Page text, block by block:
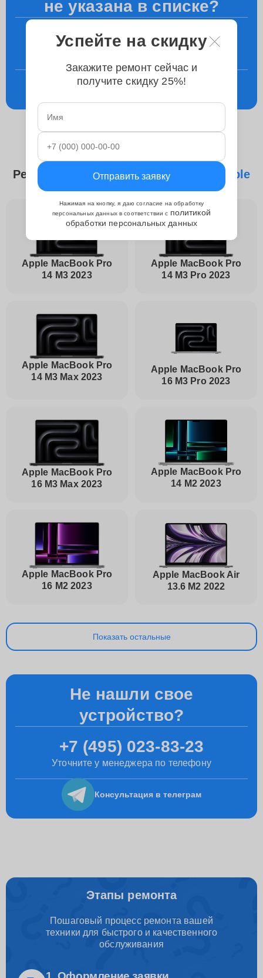
не указана в списке?
+7 (495) 023-83-23
Консультацияв телеграм
Ремонтируем следующие модели Apple
Apple MacBook Pro
14 M3 2023
Apple MacBook Pro
14 M3 Pro 2023
Apple MacBook Pro
14 M3 Max 2023
Apple MacBook Pro
16 M3 Pro 2023
Apple MacBook Pro
16 M3 Max 2023
Apple MacBook Pro
14 M2 2023
Apple MacBook Pro
16 M2 2023
Apple MacBook Air
13.6 M2 2022
Показать остальные
Не нашли свое
устройство?
+7 (495) 023-83-23
Уточните у менеджера по телефону
Консультация в телеграм
Этапы ремонта
Пошаговый процесс ремонта вашей
техники для быстрого и качественного
обслуживания
Успейте на скидку
Закажите ремонт сейчас и
получите скидку 25%!
Отправить заявку
Нажимая на кнопку, я даю согласие на обработку
персональных данных в соответствии с политикой
обработки персональных данных